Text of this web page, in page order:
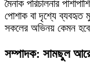
মৈনাক পরিচালনার
পোশাক বা দৃশ্যে ব্যবহৃত
সকলের অভিনয় কেমন হবে,
সম্পাদক: সামছুল